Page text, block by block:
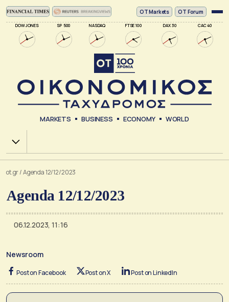
DOW JONES SP 500 NASDAQ FTSE 100 DAX 30 CAC 40
ΟΤ Markets OT Forum
MARKETS BUSINESS ECONOMY WORLD
Χ.Α.
ot.gr/Agenda 12/12/2023
Agenda 12/12/2023
06.12.2023, 11:16
Newsroom
Post on Facebook Post on X Post on LinkedIn